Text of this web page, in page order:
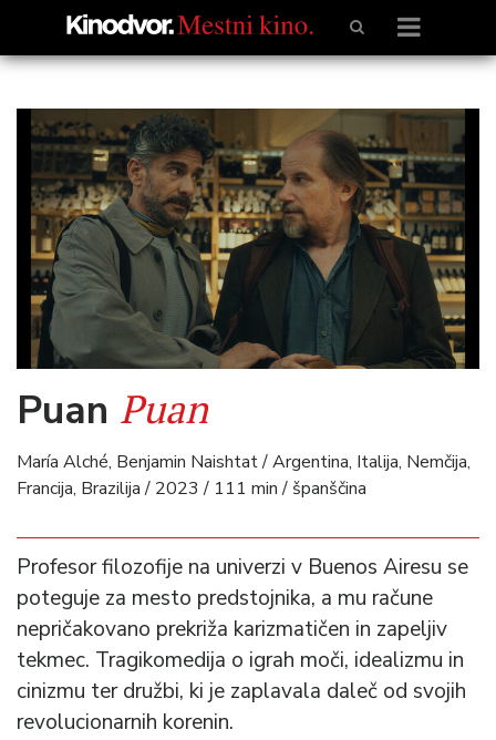
Puan Puan
María Alché, Benjamin Naishtat / Argentina, Italija, Nemčija,
Francija, Brazilija / 2023 / 111 min / španščina
Profesor filozofije na univerzi v Buenos Airesu se
poteguje za mesto predstojnika, a mu račune
nepričakovano prekriža karizmatičen in zapeljiv
tekmec. Tragikomedija o igrah moči, idealizmu in
cinizmu ter družbi, ki je zaplavala daleč od svojih
revolucionarnih korenin.